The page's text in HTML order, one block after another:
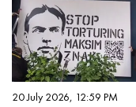
20 July 2026, 12:59 PM